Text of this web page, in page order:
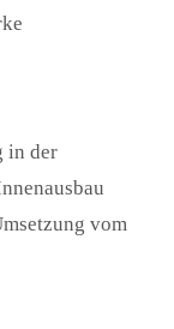
in der
vom